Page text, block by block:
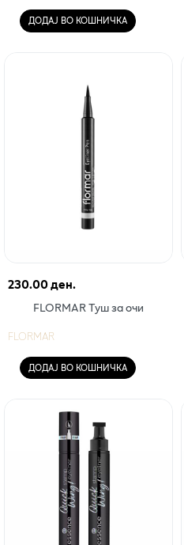
ДОДАЈ ВО КОШНИЧКА
230.00 ден.
FLORMAR Туш за очи
FLORMAR
ДОДАЈ ВО КОШНИЧКА